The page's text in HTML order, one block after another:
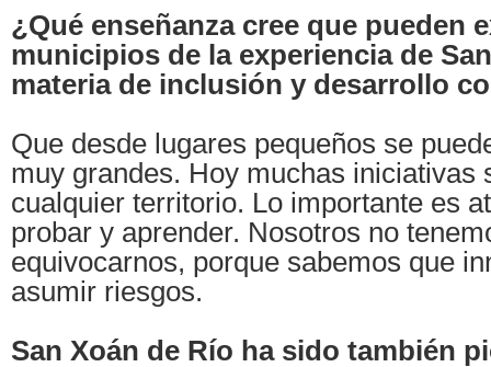
¿Qué enseñanza cree que pueden
municipios de la experiencia de
materia de inclusión y desarrollo
Que desde lugares pequeños se
muy grandes. Hoy muchas iniciativas
cualquier territorio. Lo importante es
probar y aprender. Nosotros no
equivocarnos, porque sabemos que
asumir riesgos.
San Xoán de Río ha sido también